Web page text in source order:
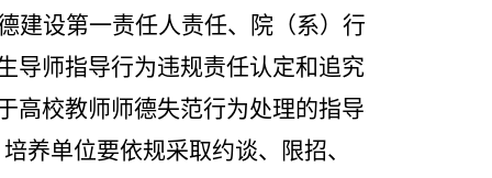
建设第一责任人责任、院（系）行
导师指导行为违规责任认定和追究
高校教师师德失范行为处理的指导
养单位要依规采取约谈、限招、